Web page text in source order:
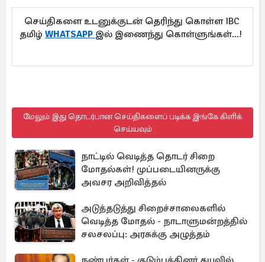
செய்திகளை உடனுக்குடன் தெரிந்து கொள்ள IBC
தமிழ் WHATSAPP இல் இணைந்து கொள்ளுங்கள்...!
மேலும் இது தொடர்பான செய்திகளைப் படிக்க இங்கே கிளிக்
செய்யவும்
நாட்டில் வெடித்த தொடர் சிறை
மோதல்கள்! முப்படையினருக்கு
அவசர அறிவித்தல்
அடுத்தடுத்து சிறைச்சாலைகளில்
வெடித்த மோதல் - நாடாளுமன்றத்தில்
சலசலப்பு: அரசுக்கு அழுத்தம்